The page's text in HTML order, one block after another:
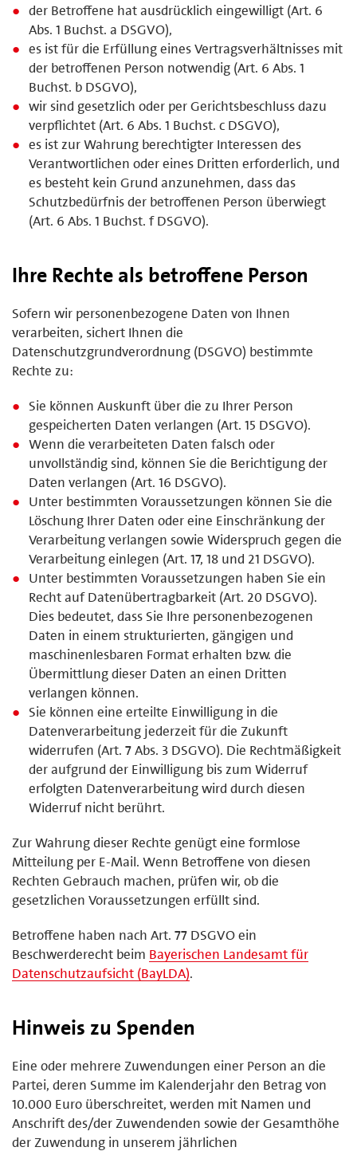
der Betroffene hat ausdrücklich eingewilligt (Art. 6
Abs. 1 Buchst. a DSGVO),
es ist für die Erfüllung eines Vertragsverhältnisses mit
der betroffenen Person notwendig (Art. 6 Abs. 1
Buchst. b DSGVO),
wir sind gesetzlich oder per Gerichtsbeschluss dazu
verpflichtet (Art. 6 Abs. 1 Buchst. c DSGVO),
es ist zur Wahrung berechtigter Interessen des
Verantwortlichen oder eines Dritten erforderlich, und
es besteht kein Grund anzunehmen, dass das
Schutzbedürfnis der betroffenen Person überwiegt
(Art. 6 Abs. 1 Buchst. f DSGVO).
Ihre Rechte als betroffene Person
Sofern wir personenbezogene Daten von Ihnen
verarbeiten, sichert Ihnen die
Datenschutzgrundverordnung (DSGVO) bestimmte
Rechte zu:
Sie können Auskunft über die zu Ihrer Person
gespeicherten Daten verlangen (Art. 15 DSGVO).
Wenn die verarbeiteten Daten falsch oder
unvollständig sind, können Sie die Berichtigung der
Daten verlangen (Art. 16 DSGVO).
Unter bestimmten Voraussetzungen können Sie die
Löschung Ihrer Daten oder eine Einschränkung der
Verarbeitung verlangen sowie Widerspruch gegen die
Verarbeitung einlegen (Art. 17, 18 und 21 DSGVO).
Unter bestimmten Voraussetzungen haben Sie ein
Recht auf Datenübertragbarkeit (Art. 20 DSGVO).
Dies bedeutet, dass Sie Ihre personenbezogenen
Daten in einem strukturierten, gängigen und
maschinenlesbaren Format erhalten bzw. die
Übermittlung dieser Daten an einen Dritten
verlangen können.
Sie können eine erteilte Einwilligung in die
Datenverarbeitung jederzeit für die Zukunft
widerrufen (Art. 7 Abs. 3 DSGVO). Die Rechtmäßigkeit
der aufgrund der Einwilligung bis zum Widerruf
erfolgten Datenverarbeitung wird durch diesen
Widerruf nicht berührt.
Zur Wahrung dieser Rechte genügt eine formlose
Mitteilung per E-Mail. Wenn Betroffene von diesen
Rechten Gebrauch machen, prüfen wir, ob die
gesetzlichen Voraussetzungen erfüllt sind.
Betroffene haben nach Art. 77 DSGVO ein
Beschwerderecht beim Bayerischen Landesamt für
Datenschutzaufsicht (BayLDA).
Hinweis zu Spenden
Eine oder mehrere Zuwendungen einer Person an die
Partei, deren Summe im Kalenderjahr den Betrag von
10.000 Euro überschreitet, werden mit Namen und
Anschrift des/der Zuwendenden sowie der Gesamthöhe
der Zuwendung in unserem jährlichen